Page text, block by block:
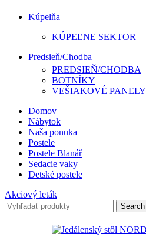
Kúpelňa
KÚPEĽNE SEKTOR
Predsieň/Chodba
PREDSIEŇ/CHODBA
BOTNÍKY
VEŠIAKOVÉ PANELY
Domov
Nábytok
Naša ponuka
Postele
Postele Blanář
Sedacie vaky
Detské postele
Akciový leták
Search